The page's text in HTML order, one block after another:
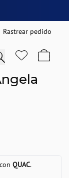
Rastrear pedido
QUAC.